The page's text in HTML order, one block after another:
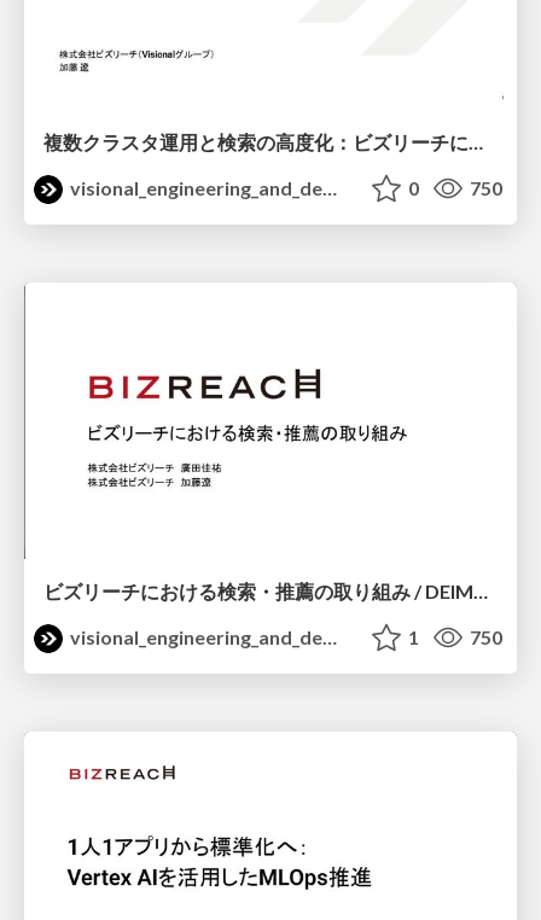
複数クラスタ運用と検索の高度化：ビズリーチにおけるElastic活用事例 / ElasticON Tokyo2026
visional_engineering_and_design
0 750
ビズリーチにおける検索・推薦の取り組み / DEIM2026
visional_engineering_and_design
1 750